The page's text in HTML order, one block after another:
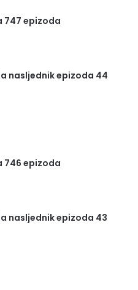
747 epizoda
nasljednik epizoda 44
746 epizoda
nasljednik epizoda 43